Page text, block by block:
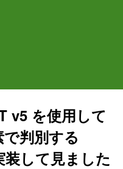
v5 を使用して
判別する
して見ました